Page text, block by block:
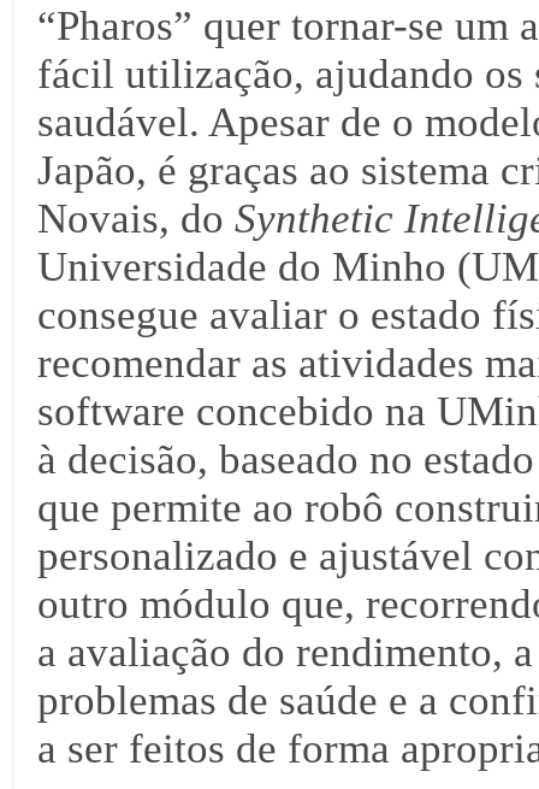
“Pharos” quer tornar-se um
fácil utilização, ajudando os
saudável. Apesar de o
Japão, é graças ao sistema
Novais, do Synthetic
Universidade do Minho
consegue avaliar o estado
recomendar as atividades
software concebido na
à decisão, baseado no
que permite ao robô
personalizado e ajustável
outro módulo que,
a avaliação do rendimento,
problemas de saúde e a
a ser feitos de forma